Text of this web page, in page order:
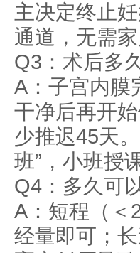
主决定终止
通道，无需家
Q3：术后多
A：子宫内膜
干净后再开
少推迟45天
班”，小班授
Q4：多久可
A：短程（＜
经量即可；